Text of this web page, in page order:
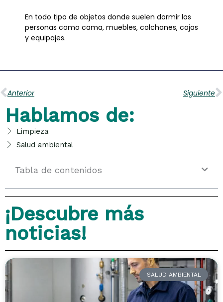
En todo tipo de objetos donde suelen dormir las
personas como cama, muebles, colchones, cajas
y equipajes.
Ant
Anterior Siguiente
Hablamos de:
Limpieza
Salud ambiental
Tabla de contenidos
¡Descubre más
noticias!
SALUD AMBIENTAL